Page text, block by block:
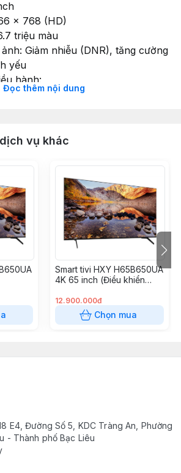
x 768 (HD)
triệu màu
Giảm nhiễu (DNR), tăng cường
yếu
hành:
14
(Tổng công suất 10W)
tiếp:
1x AV (Cổng bông sen), 1x RF
Wi-Fi
Coaxial, 1x Đầu ra tai nghe
loại (Metal Back), tản nhiệt tốt
đa 55W (Chế độ chờ < 0.5W)
Đọc thêm nội dung
vụ khác
Smart tivi HXY H65B650UA
4K 65 inch (Điều khiển
12.900.000đ
Chọn mua
E4, Đường Số 5, KDC Tràng An, Phường
- Thành phố Bạc Liêu